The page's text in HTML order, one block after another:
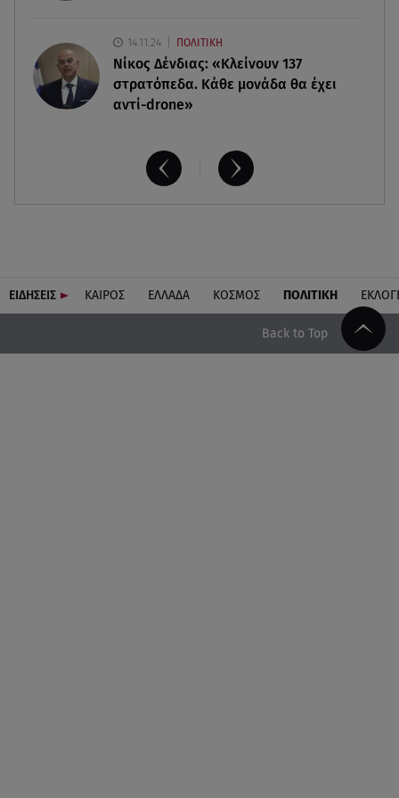
14.11.24 ΠΟΛΙΤΙΚΗ
Νίκος Δένδιας: «Κλείνουν 137
στρατόπεδα. Kάθε μονάδα θα έχει
αντί-drone»
ΕΙΔΗΣΕΙΣ ΚΑΙΡΟΣ ΕΛΛΑΔΑ ΚΟΣΜΟΣ ΠΟΛΙΤΙΚΗ
Back to Top